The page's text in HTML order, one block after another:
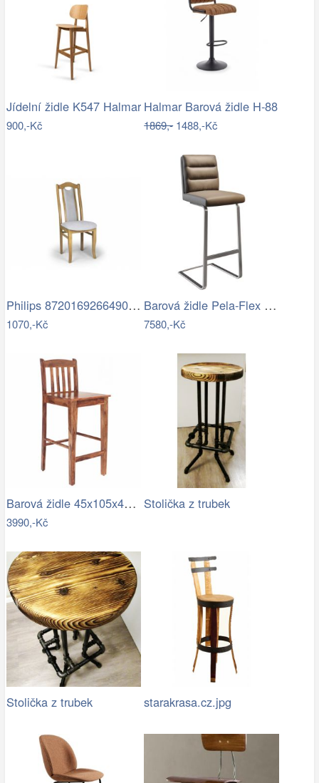
Jídelní židle K547 Halmar
900,-Kč
Halmar Barová židle H-88
1869,-1488,-Kč
Philips 8720169266490 venkovní nástěnné…
1070,-Kč
Barová židle Pela-Flex pravá kůže…
7580,-Kč
Barová židle 45x105x45 s žebrováním z…
3990,-Kč
Stolička z trubek
Stolička z trubek starakrasa.cz.jpg